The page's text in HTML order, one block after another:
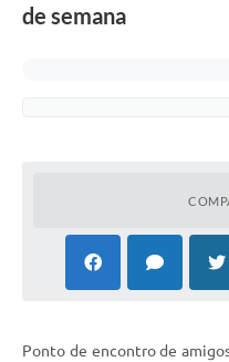
de semana
Ponto de encontro de